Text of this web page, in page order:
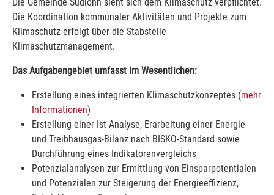
Die Koordination kommunaler Aktivitäten und Projekte zum
Klimaschutz erfolgt über die Stabstelle
Klimaschutzmanagement.
Das Aufgabengebiet umfasst im Wesentlichen:
Erstellung eines integrierten Klimaschutzkonzeptes (mehr
Informationen)
Erstellung einer Ist-Analyse, Erarbeitung einer Energie-
und Treibhausgas-Bilanz nach BISKO-Standard sowie
Durchführung eines Indikatorenvergleichs
Potenzialanalysen zur Ermittlung von Einsparpotentialen
und Potenzialen zur Steigerung der Energieeffizienz,